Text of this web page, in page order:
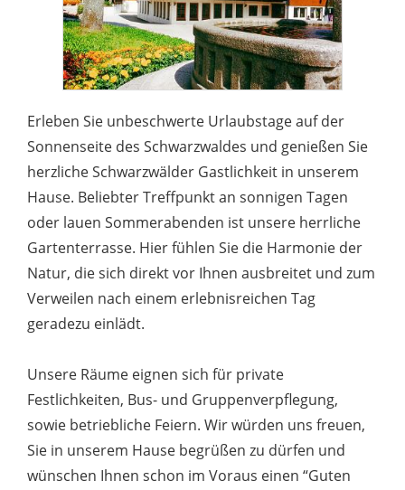
Erleben Sie unbeschwerte Urlaubstage auf der
Sonnenseite des Schwarzwaldes und genießen Sie
herzliche Schwarzwälder Gastlichkeit in unserem
Hause. Beliebter Treffpunkt an sonnigen Tagen
oder lauen Sommerabenden ist unsere herrliche
Gartenterrasse. Hier fühlen Sie die Harmonie der
Natur, die sich direkt vor Ihnen ausbreitet und zum
Verweilen nach einem erlebnisreichen Tag
geradezu einlädt.
Unsere Räume eignen sich für private
Festlichkeiten, Bus- und Gruppenverpflegung,
sowie betriebliche Feiern. Wir würden uns freuen,
Sie in unserem Hause begrüßen zu dürfen und
wünschen Ihnen schon im Voraus einen “Guten